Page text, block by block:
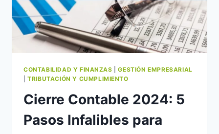
CONTABILIDAD Y FINANZAS |GESTIÓN EMPRESARIAL
|TRIBUTACIÓN Y CUMPLIMIENTO
Cierre Contable 2024: 5
Pasos Infalibles para